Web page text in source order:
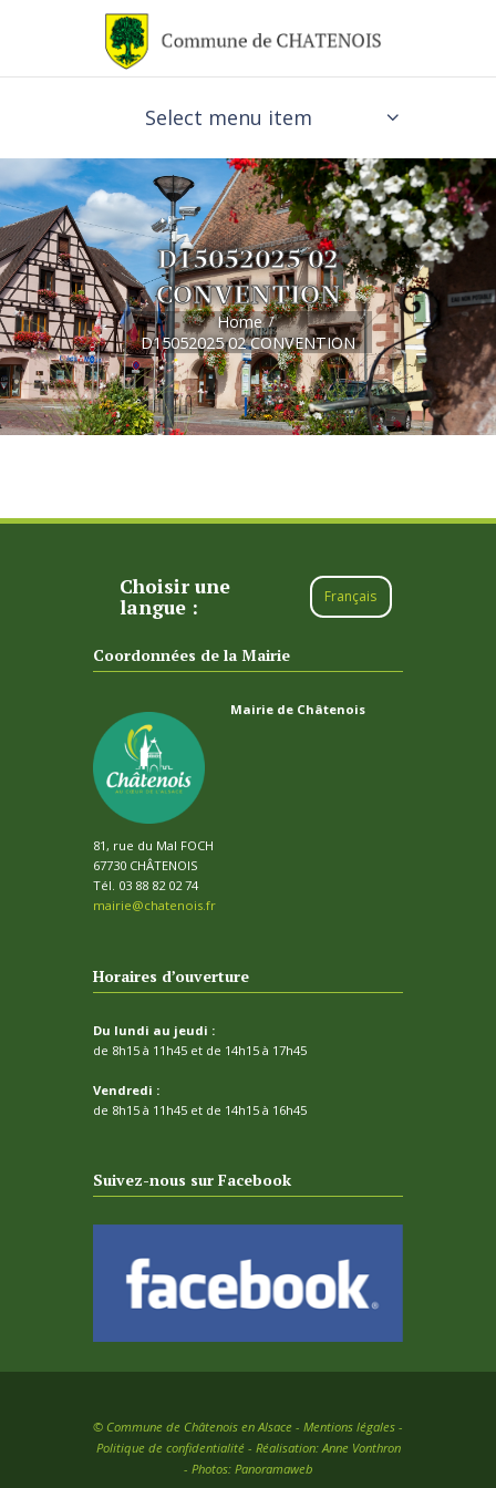
Select menu item
D15052025 02
CONVENTION
Home
D15052025 02 CONVENTION
Choisir une
langue :
Français
Coordonnées de la Mairie
Mairie de Châtenois
81, rue du Mal FOCH
67730 CHÂTENOIS
Tél. 03 88 82 02 74
mairie@chatenois.fr
Horaires d’ouverture
Du lundi au jeudi :
de 8h15 à 11h45 et de 14h15 à 17h45
Vendredi :
de 8h15 à 11h45 et de 14h15 à 16h45
Suivez-nous sur Facebook
© Commune de Châtenois en Alsace - Mentions légales -
Politique de confidentialité - Réalisation: Anne Vonthron
- Photos: Panoramaweb